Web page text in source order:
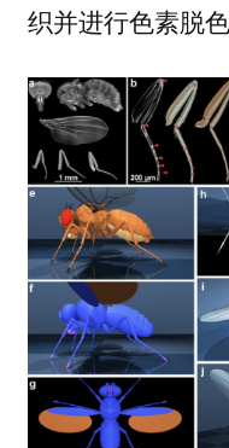
织并进行色素脱色